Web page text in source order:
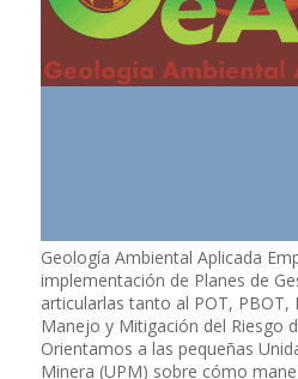
Geología Ambiental Aplicada
implementación de Planes de
articularlas tanto al POT, PBOT,
Manejo y Mitigación del Riesgo
Orientamos a las pequeñas
Minera (UPM) sobre cómo